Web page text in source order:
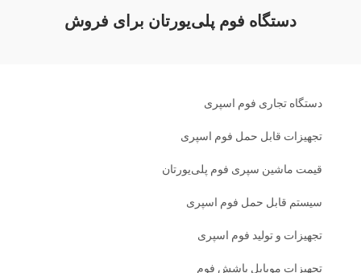
دستگاه فوم پلی‌یورتان برای فروش
دستگاه تجاری فوم اسپری
تجهیزات قابل حمل فوم اسپری
قیمت ماشین سپری فوم پلی‌یورتان
سیستم قابل حمل فوم اسپری
تجهیزات و تولید فوم اسپری
تجهیزات موبایل پاشش فوم